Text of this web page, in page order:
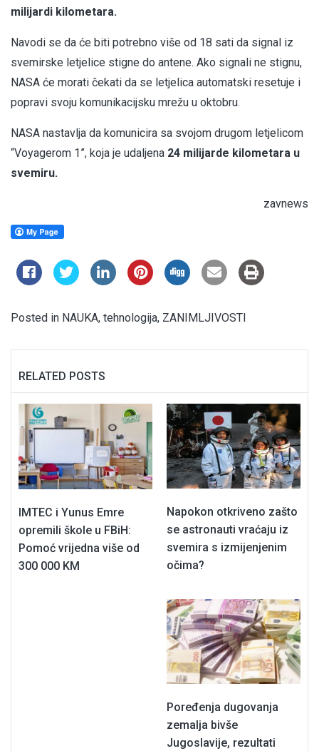
milijardi kilometara.
Navodi se da će biti potrebno više od 18 sati da signal iz
svemirske letjelice stigne do antene. Ako signali ne stignu,
NASA će morati čekati da se letjelica automatski resetuje i
popravi svoju komunikacijsku mrežu u oktobru.
NASA nastavlja da komunicira sa svojom drugom letjelicom
“Voyagerom 1”, koja je udaljena 24 milijarde kilometara u
svemiru.
zavnews
Posted in NAUKA, tehnologija, ZANIMLJIVOSTI
RELATED POSTS
IMTEC i Yunus Emre
opremili škole u FBiH:
Pomoć vrijedna više od
300 000 KM
Napokon otkriveno zašto
se astronauti vraćaju iz
svemira s izmijenjenim
očima?
Poređenja dugovanja
zemalja bivše
Jugoslavije, rezultati